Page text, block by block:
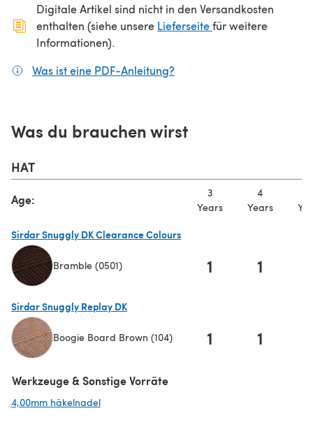
Digitale Artikel sind nicht in den Versandkosten
enthalten (siehe unsere Lieferseite(öffnet sich in
für weitere
Informationen).
Was ist eine PDF-Anleitung?
Was du brauchen wirst
HAT
Age:
3
Years
4
Years
Sirdar Snuggly DK Clearance Colours
Bramble (0501) 1 1
Sirdar Snuggly Replay DK
Boogie Board Brown (104) 1 1
Werkzeuge & Sonstige Vorräte
4,00mm häkelnadel